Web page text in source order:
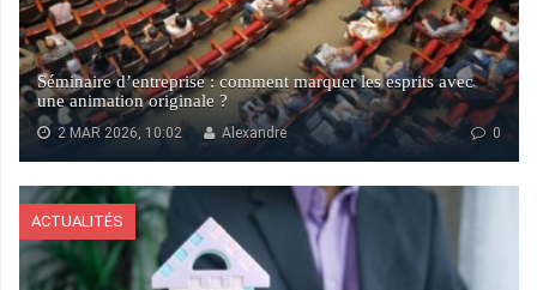
Séminaire d’entreprise : comment marquer les esprits avec
une animation originale ?
2 MAR 2026, 10:02 0
Alexandre
ACTUALITÉS